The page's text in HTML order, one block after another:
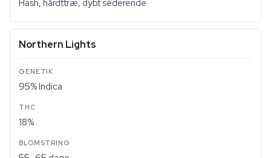
Hash, hårdttræ, dybt sederende
Northern Lights
95% Indica
18%